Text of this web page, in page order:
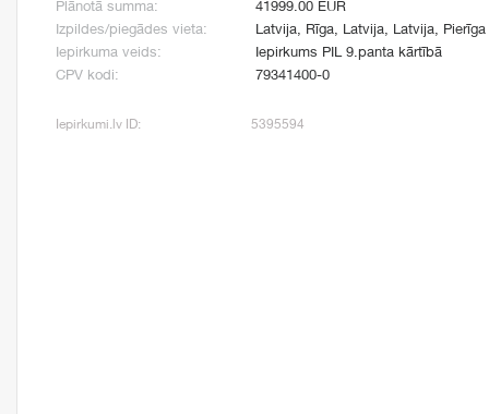
Plānotā summa:
41999.00 EUR
Izpildes/piegādes vieta:
Latvija, Rīga, Latvija, Latvija, Pierīga
Iepirkuma veids:
Iepirkums PIL 9.panta kārtībā
CPV kodi:
79341400-0
Iepirkumi.lv ID: 5395594